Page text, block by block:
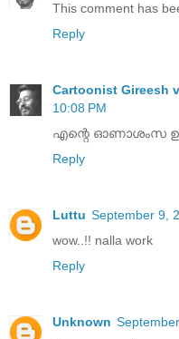
This comment has
Reply
Cartoonist Gireesh
10:08 PM
എന്റെ ഓണാശംസ
Reply
Luttu September 9,
wow..!! nalla work
Reply
Unknown